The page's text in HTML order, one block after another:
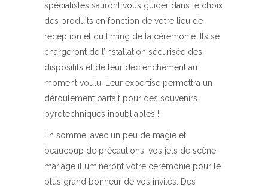
spécialistes sauront vous guider dans le choix
des produits en fonction de votre lieu de
réception et du timing de la cérémonie. Ils se
chargeront de l’installation sécurisée des
dispositifs et de leur déclenchement au
moment voulu. Leur expertise permettra un
déroulement parfait pour des souvenirs
pyrotechniques inoubliables !
En somme, avec un peu de magie et
beaucoup de précautions, vos jets de scène
mariage illumineront votre cérémonie pour le
plus grand bonheur de vos invités. Des